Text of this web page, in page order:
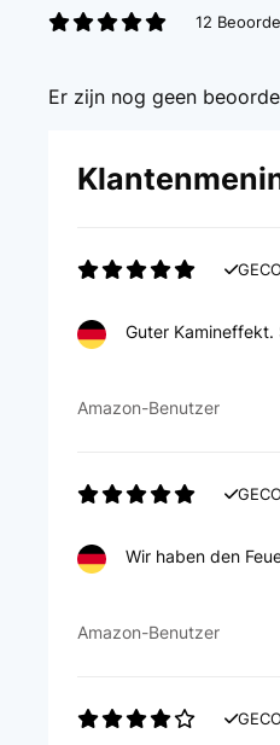
12
Er zijn nog geen
Guter Kamineffekt.
Amazon-Benutzer
Wir haben den
Amazon-Benutzer